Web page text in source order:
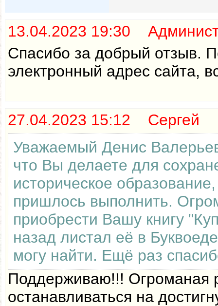
13.04.2023 19:30
Спасибо за добрый отзыв.
электронный адрес сайта,
27.04.2023 15:12 Сергей
Уважаемый Денис
что Вы делаете для
историческое
пришлось выполнить.
приобрести Вашу книгу
назад листал её в
могу найти. Ещё раз
Поддерживаю!!! Огроманая
останавливаться на